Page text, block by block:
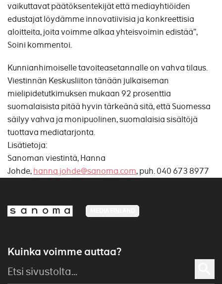
vaikuttavat päätöksentekijät että mediayhtiöiden
edustajat löydämme innovatiivisia ja konkreettisia
aloitteita, joita voimme alkaa yhteisvoimin edistää”,
Soini kommentoi.
Kunnianhimoiselle tavoiteasetannalle on vahva tilaus.
Viestinnän Keskusliiton tänään julkaiseman
mielipidetutkimuksen mukaan 92 prosenttia
suomalaisista pitää hyvin tärkeänä sitä, että Suomessa
säilyy vahva ja monipuolinen, suomalaisia sisältöjä
tuottava mediatarjonta.
Lisätietoja:
Sanoman viestintä, Hanna
Johde,hanna.johde@sanoma.com, puh. 040 673 8977
Kuinka voimme auttaa?